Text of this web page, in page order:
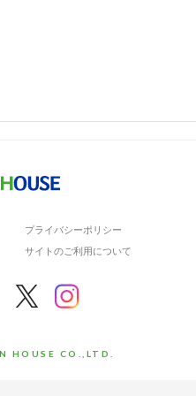
プライバシーポリシー
サイトのご利用について
HOUSE CO.,LTD.